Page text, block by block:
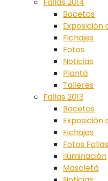
Bocetos
Exposición
Fichajes
Fotos
Noticias
Plantà
Talleres
Fallas 2013
Bocetos
Exposición
Fichajes
Fotos Fallas
Iluminación
Mascletà